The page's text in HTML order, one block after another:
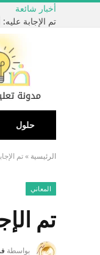
أخبار شائعة
حلول
الرئيسية »تم
المعاني
تم
بواسطة